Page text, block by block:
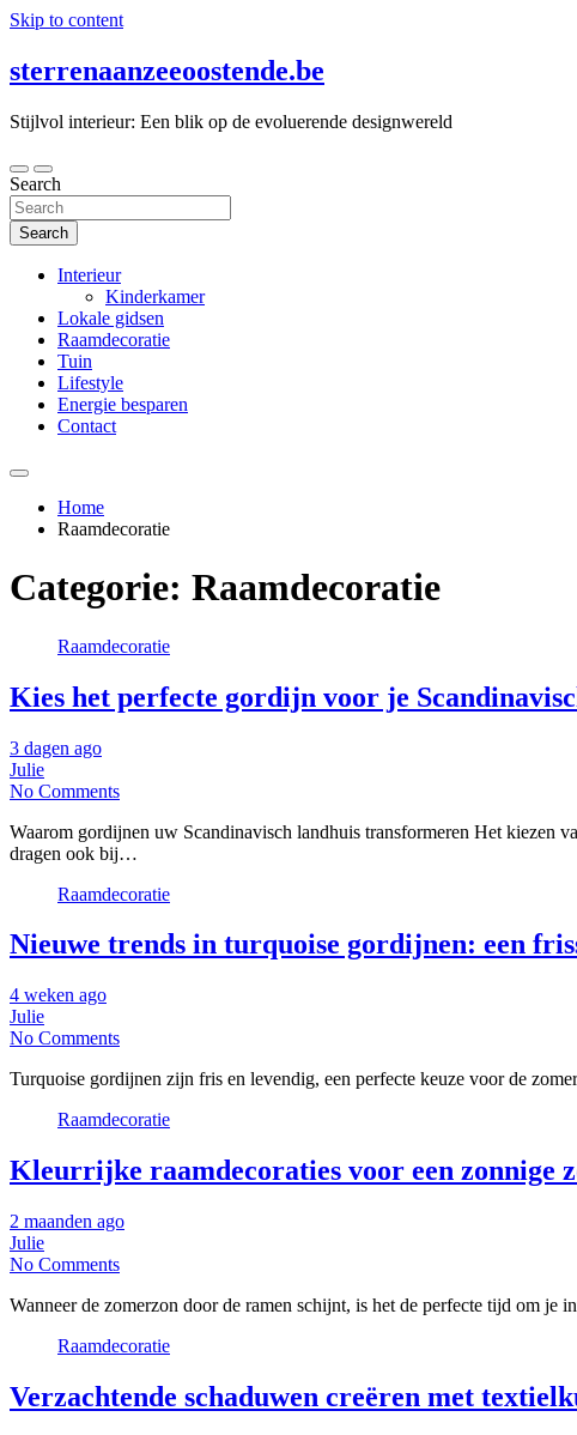
Skip to content
sterrenaanzeeoostende.be
Stijlvol interieur: Een blik op de evoluerende designwereld
Search
Search
Interieur
Kinderkamer
Lokale gidsen
Raamdecoratie
Tuin
Lifestyle
Energie besparen
Contact
Home
Raamdecoratie
Categorie: Raamdecoratie
Raamdecoratie
Kies het perfecte gordijn voor je
3 dagen ago
Julie
No Comments
Waarom gordijnen uw Scandinavisch landhuis transformeren Het kiezen
dragen ook bij…
Raamdecoratie
Nieuwe trends in turquoise gordijnen: een
4 weken ago
Julie
No Comments
Turquoise gordijnen zijn fris en levendig, een perfecte keuze voor de
Raamdecoratie
Kleurrijke raamdecoraties voor een zonnige
2 maanden ago
Julie
No Comments
Wanneer de zomerzon door de ramen schijnt, is het de perfecte tijd om
Raamdecoratie
Verzachtende schaduwen creëren met